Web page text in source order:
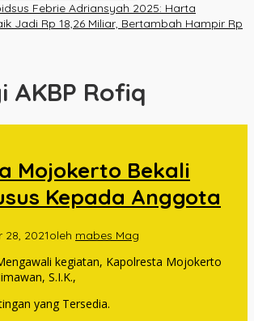
Febrie Adriansyah 2025: Harta
Jadi Rp 18,26 Miliar, Bertambah Hampir Rp
AKBP Rofiq
Mojokerto Bekali
Kepada Anggota
28, 2021oleh mabes Mag
kegiatan, Kapolresta Mojokerto
S.I.K.,
yang Tersedia.